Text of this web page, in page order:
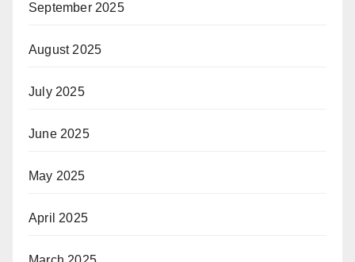
September 2025
August 2025
July 2025
June 2025
May 2025
April 2025